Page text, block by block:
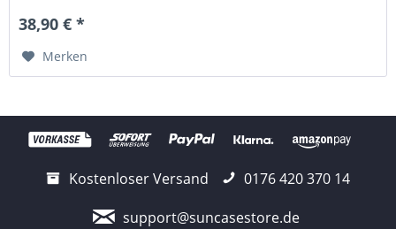
38,90 € *
Merken
Kostenloser Versand
0176 420 370 14
support@suncasestore.de